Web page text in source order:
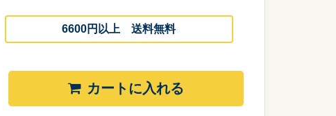
6600円以上 送料無料
カートに入れる